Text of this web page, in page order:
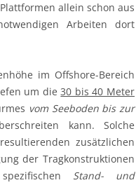
allein schon aus
Arbeiten dort
im Offshore-Bereich
um die30 bis 40 Meter
vom Seeboden bis zur
kann. Solche
zusätzlichen
der Tragkonstruktionen
Stand- und